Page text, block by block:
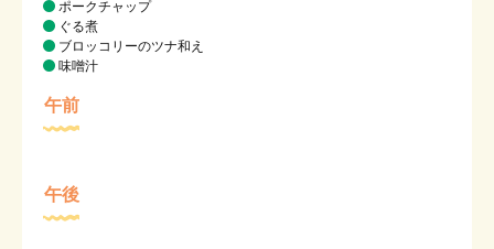
ポークチャップ
ぐる煮
ブロッコリーのツナ和え
味噌汁
午前
午後